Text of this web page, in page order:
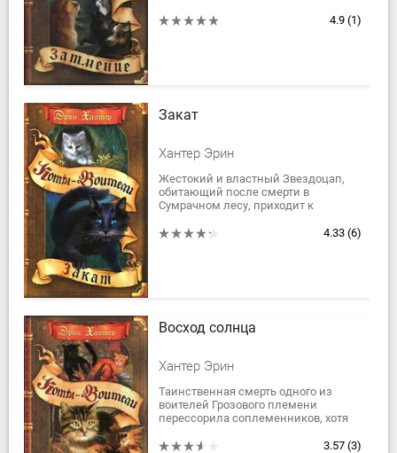
ответственность за будущее всех
4.9 (1)
Закат
Хантер Эрин
Жестокий и властный Звездоцап,
обитающий после смерти в
Сумрачном лесу, приходит к
учит сыновей тому, как с помощью
4.33 (6)
Восход солнца
Хантер Эрин
Таинственная смерть одного из
воителей Грозового племени
перессо­рила соплеменников, хотя
нераскрытым.
3.57 (3)